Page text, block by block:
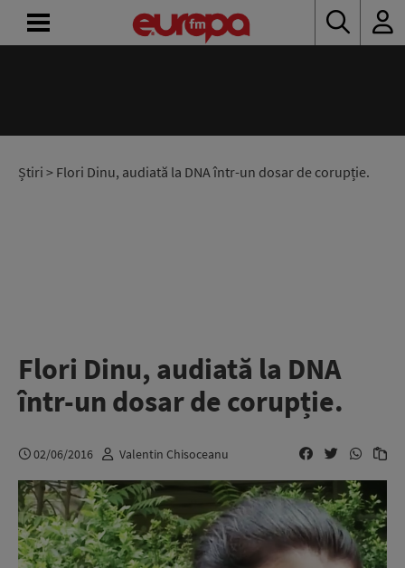
Știri > Flori Dinu, audiată la DNA într-un dosar de corupție.
Flori Dinu, audiată la DNA
într-un dosar de corupție.
02/06/2016 Valentin Chisoceanu
RADIO